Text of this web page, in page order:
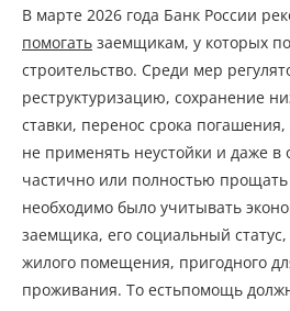
В марте 2026 года Банк России
помогать заемщикам, у которых
строительство. Среди мер
реструктуризацию, сохранение
ставки, перенос срока
не применять неустойки и даже в
частично или полностью
необходимо было учитывать
заемщика, его социальный
жилого помещения, пригодного
проживания. То естьпомощь